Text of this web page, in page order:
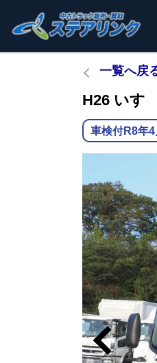
一覧へ戻
H26 いす
車検付R8年4